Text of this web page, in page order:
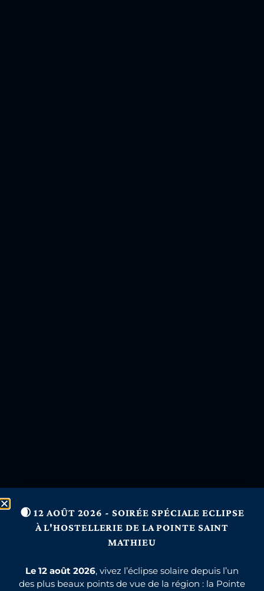
🌒 12 AOÛT 2026 - SOIRÉE SPÉCIALE ECLIPSE
À L'HOSTELLERIE DE LA POINTE SAINT
MATHIEU
Le 12 août 2026, vivez l’éclipse solaire depuis l’un
des plus beaux points de vue de la région : la Pointe